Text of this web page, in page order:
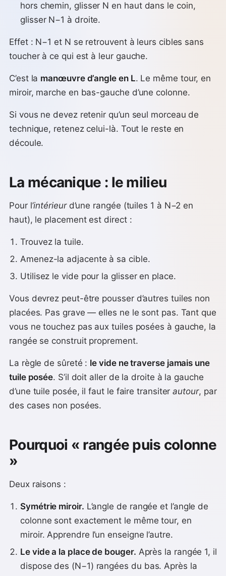
hors chemin, glisser N en haut dans le coin,
glisser N−1 à droite.
Effet : N−1 et N se retrouvent à leurs cibles sans
toucher à ce qui est à leur gauche.
C’est la manœuvre d’angle en L. Le même tour, en
miroir, marche en bas-gauche d’une colonne.
Si vous ne devez retenir qu’un seul morceau de
technique, retenez celui-là. Tout le reste en
découle.
La mécanique : le milieu
Pour l’intérieurd’une rangée (tuiles 1 à N−2 en
haut), le placement est direct :
Trouvez la tuile.
Amenez-la adjacente à sa cible.
Utilisez le vide pour la glisser en place.
Vous devrez peut-être pousser d’autres tuiles non
placées. Pas grave — elles ne le sont pas. Tant que
vous ne touchez pas aux tuiles posées à gauche, la
rangée se construit proprement.
La règle de sûreté : le vide ne traverse jamais une
tuile posée. S’il doit aller de la droite à la gauche
d’une tuile posée, il faut le faire transiterautour, par
des cases non posées.
Pourquoi « rangée puis colonne
»
Deux raisons :
Symétrie miroir. L’angle de rangée et l’angle de
colonne sont exactement le même tour, en
miroir. Apprendre l’un enseigne l’autre.
Le vide a la place de bouger. Après la rangée 1, il
dispose des (N−1) rangées du bas. Après la